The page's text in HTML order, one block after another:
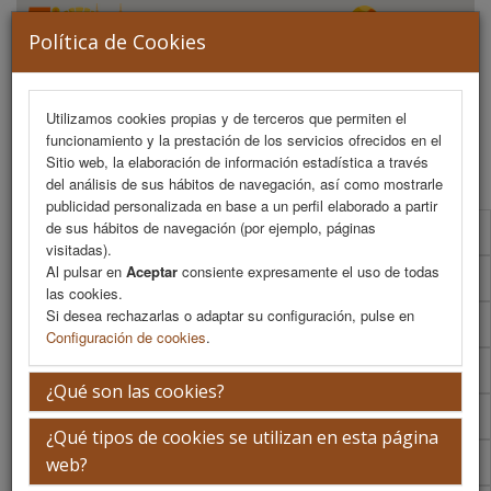
Política de Cookies
Utilizamos cookies propias y de terceros que permiten el
funcionamiento y la prestación de los servicios ofrecidos en el
Sitio web, la elaboración de información estadística a través
del análisis de sus hábitos de navegación, así como mostrarle
publicidad personalizada en base a un perfil elaborado a partir
de sus hábitos de navegación (por ejemplo, páginas
visitadas).
Al pulsar en Aceptar consiente expresamente el uso de todas
las cookies.
Si desea rechazarlas o adaptar su configuración, pulse en
Configuración de cookies.
¿Qué son las cookies?
¿Qué tipos de cookies se utilizan en esta página
web?
MENU
Programa Científico
Programa Científico (PDF)
Cronograma Programa Científico
Normativa comunicaciones
Envío de comunicaciones
Descargar normativa